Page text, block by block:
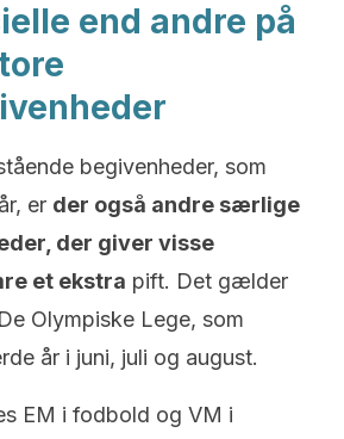
end andre på
begivenheder, som
er der også andre særlige
der giver visse
et ekstra pift. Det gælder
Olympiske Lege, som
år i juni, juli og august.
EM i fodbold og VM i